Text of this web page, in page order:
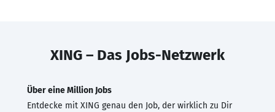
XING – Das Jobs-Netzwerk
Über eine Million Jobs
Entdecke mit XING genau den Job, der wirklich zu Dir